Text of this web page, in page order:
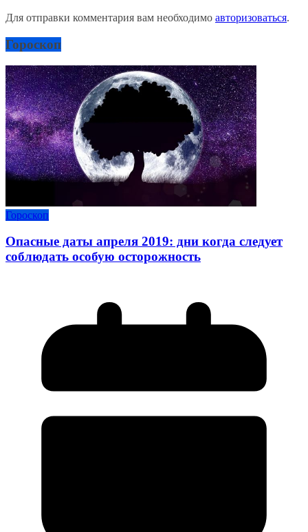
Для отправки комментария вам необходимо авторизоваться.
Гороскоп
Гороскоп
Опасные даты апреля 2019: дни когда следует
соблюдать особую осторожность